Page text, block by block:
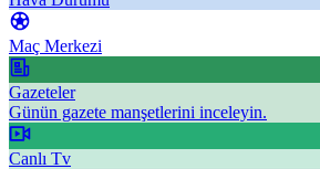
Maç Merkezi
Gazeteler
Günün gazete manşetlerini inceleyin.
Canlı Tv